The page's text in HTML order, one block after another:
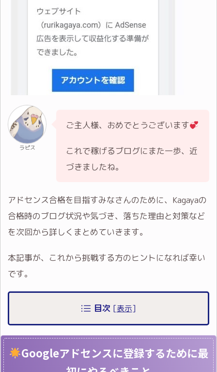
ラピス
ご主人様、おめでとうございます
これで稼げるブログにまた一歩、近
づきましたね。
アドセンス合格を目指すみなさんのために、Kagayaの
合格時のブログ状況や気づき、落ちた理由と対策など
を次回から詳しくまとめていきます。
本記事が、これから挑戦する方のヒントになれば幸い
です。
目次 [表示]
Googleアドセンスに登録するために最